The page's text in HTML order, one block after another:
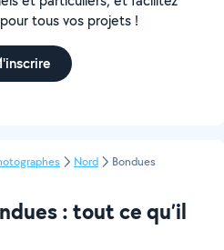
tous vos projets !
Nord Bondues
: tout ce qu’il